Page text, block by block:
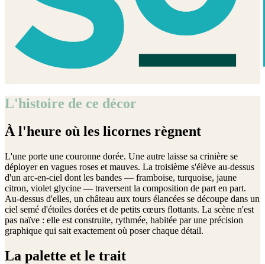
L'histoire de ce décor
À l'heure où les licornes règnent
L'une porte une couronne dorée. Une autre laisse sa crinière se
déployer en vagues roses et mauves. La troisième s'élève au-dessus
d'un arc-en-ciel dont les bandes — framboise, turquoise, jaune
citron, violet glycine — traversent la composition de part en part.
Au-dessus d'elles, un château aux tours élancées se découpe dans un
ciel semé d'étoiles dorées et de petits cœurs flottants. La scène n'est
pas naïve : elle est construite, rythmée, habitée par une précision
graphique qui sait exactement où poser chaque détail.
La palette et le trait